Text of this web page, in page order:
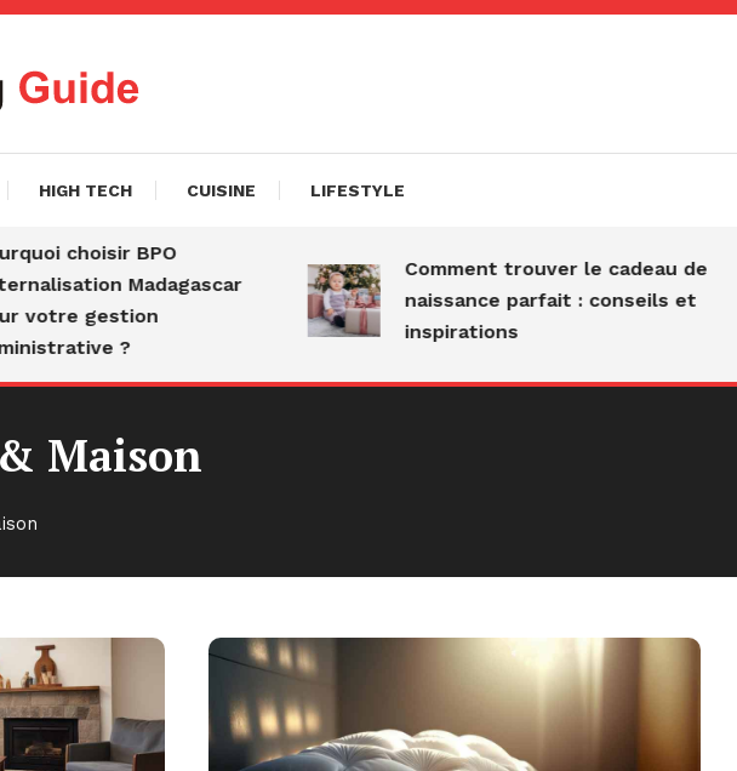
HIGH TECH CUISINE LIFESTYLE
choisir BPO
Madagascar
votre gestion
?
Comment trouver le cadeau de
naissance parfait : conseils et
inspirations
Maison